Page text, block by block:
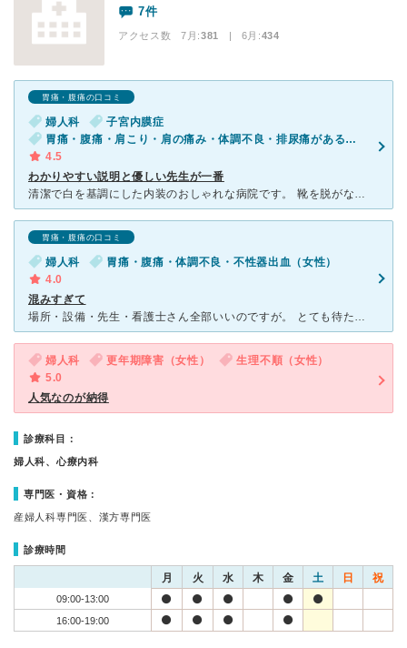
7件
アクセス数 7月:381 | 6月:434
胃痛・腹痛の口コミ
婦人科
子宮内膜症
胃痛・腹痛・肩こり・肩の痛み・体調不良・排尿痛がある・下腹部の痛み（女性）
4.5
わかりやすい説明と優しい先生が一番
清潔で白を基調にした内装のおしゃれな病院です。 靴を脱がなくていいので腹痛があるときは助かります。 別府先生は穏やかな口調でそれはそれは丁寧に問診されるので 患者としては話しやすく、わからないこ
胃痛・腹痛の口コミ
婦人科
胃痛・腹痛・体調不良・不性器出血（女性）
4.0
混みすぎて
場所・設備・先生・看護士さん全部いいのですが。 とても待たされるので、大変です。 待ち時間が1時間半程度はあたりまえ、下手すると2時間待ちます。 ひっきりなしに問い合わせの電話があるようで、新規
婦人科 更年期障害（女性）
生理不順（女性）
5.0
人気なのが納得
診療科目：
婦人科、心療内科
専門医・資格：
産婦人科専門医、漢方専門医
診療時間
月 火 水 木 金 土 日 祝
09:00-13:00
16:00-19:00